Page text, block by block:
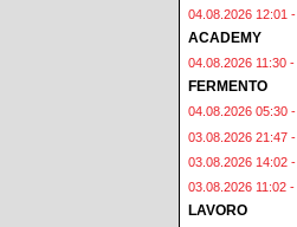
04.08.2026 12:01 -
ACADEMY
04.08.2026 11:30 -
FERMENTO
04.08.2026 05:30 -
03.08.2026 21:47 -
03.08.2026 14:02 -
03.08.2026 11:02 -
LAVORO